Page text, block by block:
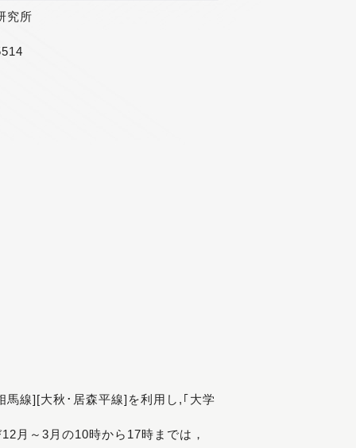
究所
線][大秋･居森平線]を利用し,｢大学
月～3月の10時から17時までは，